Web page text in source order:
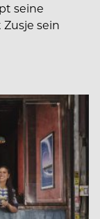
seine
Zusje sein